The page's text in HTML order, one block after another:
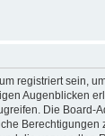
registriert sein,
Augenblicken
Die Board-
Berechtigungen